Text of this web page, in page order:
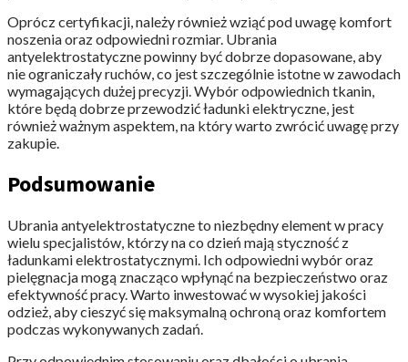
Oprócz certyfikacji, należy również wziąć pod uwagę komfort
noszenia oraz odpowiedni rozmiar. Ubrania
antyelektrostatyczne powinny być dobrze dopasowane, aby
nie ograniczały ruchów, co jest szczególnie istotne w zawodach
wymagających dużej precyzji. Wybór odpowiednich tkanin,
które będą dobrze przewodzić ładunki elektryczne, jest
również ważnym aspektem, na który warto zwrócić uwagę przy
zakupie.
Podsumowanie
Ubrania antyelektrostatyczne to niezbędny element w pracy
wielu specjalistów, którzy na co dzień mają styczność z
ładunkami elektrostatycznymi. Ich odpowiedni wybór oraz
pielęgnacja mogą znacząco wpłynąć na bezpieczeństwo oraz
efektywność pracy. Warto inwestować w wysokiej jakości
odzież, aby cieszyć się maksymalną ochroną oraz komfortem
podczas wykonywanych zadań.